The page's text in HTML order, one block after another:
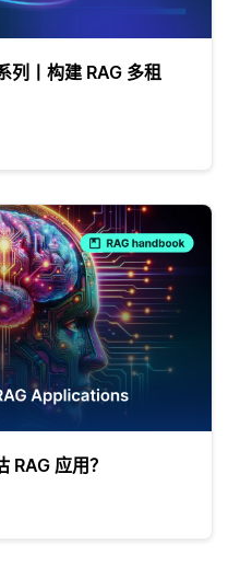
列丨构建 RAG 多租
RAG 应用？